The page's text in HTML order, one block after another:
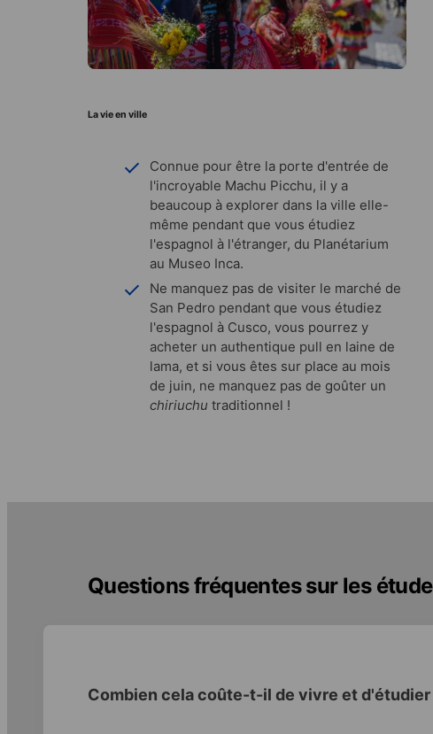
La vie en ville
Connue pour être la porte d'entrée de
l'incroyable Machu Picchu, il y a
beaucoup à explorer dans la ville elle-
même pendant que vous étudiez
l'espagnol à l'étranger, du Planétarium
au Museo Inca.
Ne manquez pas de visiter le marché de
San Pedro pendant que vous étudiez
l'espagnol à Cusco, vous pourrez y
acheter un authentique pull en laine de
lama, et si vous êtes sur place au mois
de juin, ne manquez pas de goûter un
chiriuchu traditionnel !
Questions fréquentes sur les
Combien cela coûte-t-il de vivre et d'étudier